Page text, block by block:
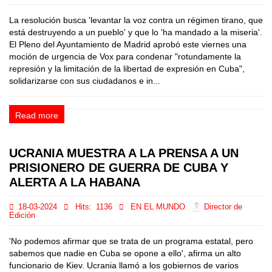
La resolución busca 'levantar la voz contra un régimen tirano, que
está destruyendo a un pueblo' y que lo 'ha mandado a la miseria'.
El Pleno del Ayuntamiento de Madrid aprobó este viernes una
moción de urgencia de Vox para condenar "rotundamente la
represión y la limitación de la libertad de expresión en Cuba",
solidarizarse con sus ciudadanos e in...
Read more
UCRANIA MUESTRA A LA PRENSA A UN
PRISIONERO DE GUERRA DE CUBA Y
ALERTA A LA HABANA
18-03-2024 Hits: 1136 EN EL MUNDO
Director de
Edición
'No podemos afirmar que se trata de un programa estatal, pero
sabemos que nadie en Cuba se opone a ello', afirma un alto
funcionario de Kiev. Ucrania llamó a los gobiernos de varios